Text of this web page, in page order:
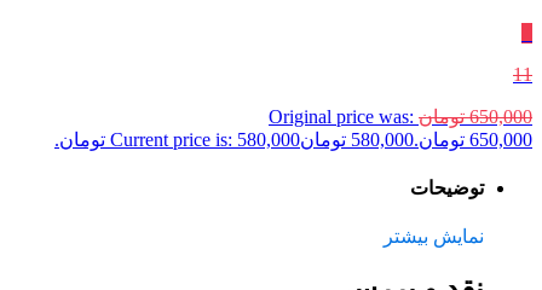
11
650,000 تومان Original price was:
650,000 تومان.
580,000 تومانCurrent price is: 580,000 تومان.
توضیحات
نمایش بیشتر